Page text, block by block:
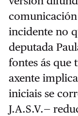
incidente no
deputada
fontes ás que
axente
iniciais se
J.A.S.V.—